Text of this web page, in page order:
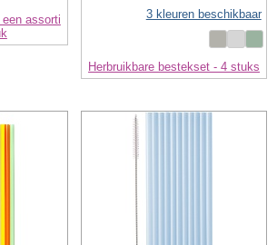
assorti
3 kleuren beschikbaar
Herbruikbare bestekset - 4 stuks